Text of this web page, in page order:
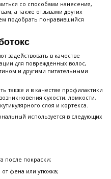
со способами нанесения,
а также отзывами других
подобрать понравившийся
задействовать в качестве
для поврежденных волос,
и другими питательными
также и в качестве профилактики
сухости, ломкости,
слоя и кортекса.
используется в следующих
после покраски;
фена или утюжка;